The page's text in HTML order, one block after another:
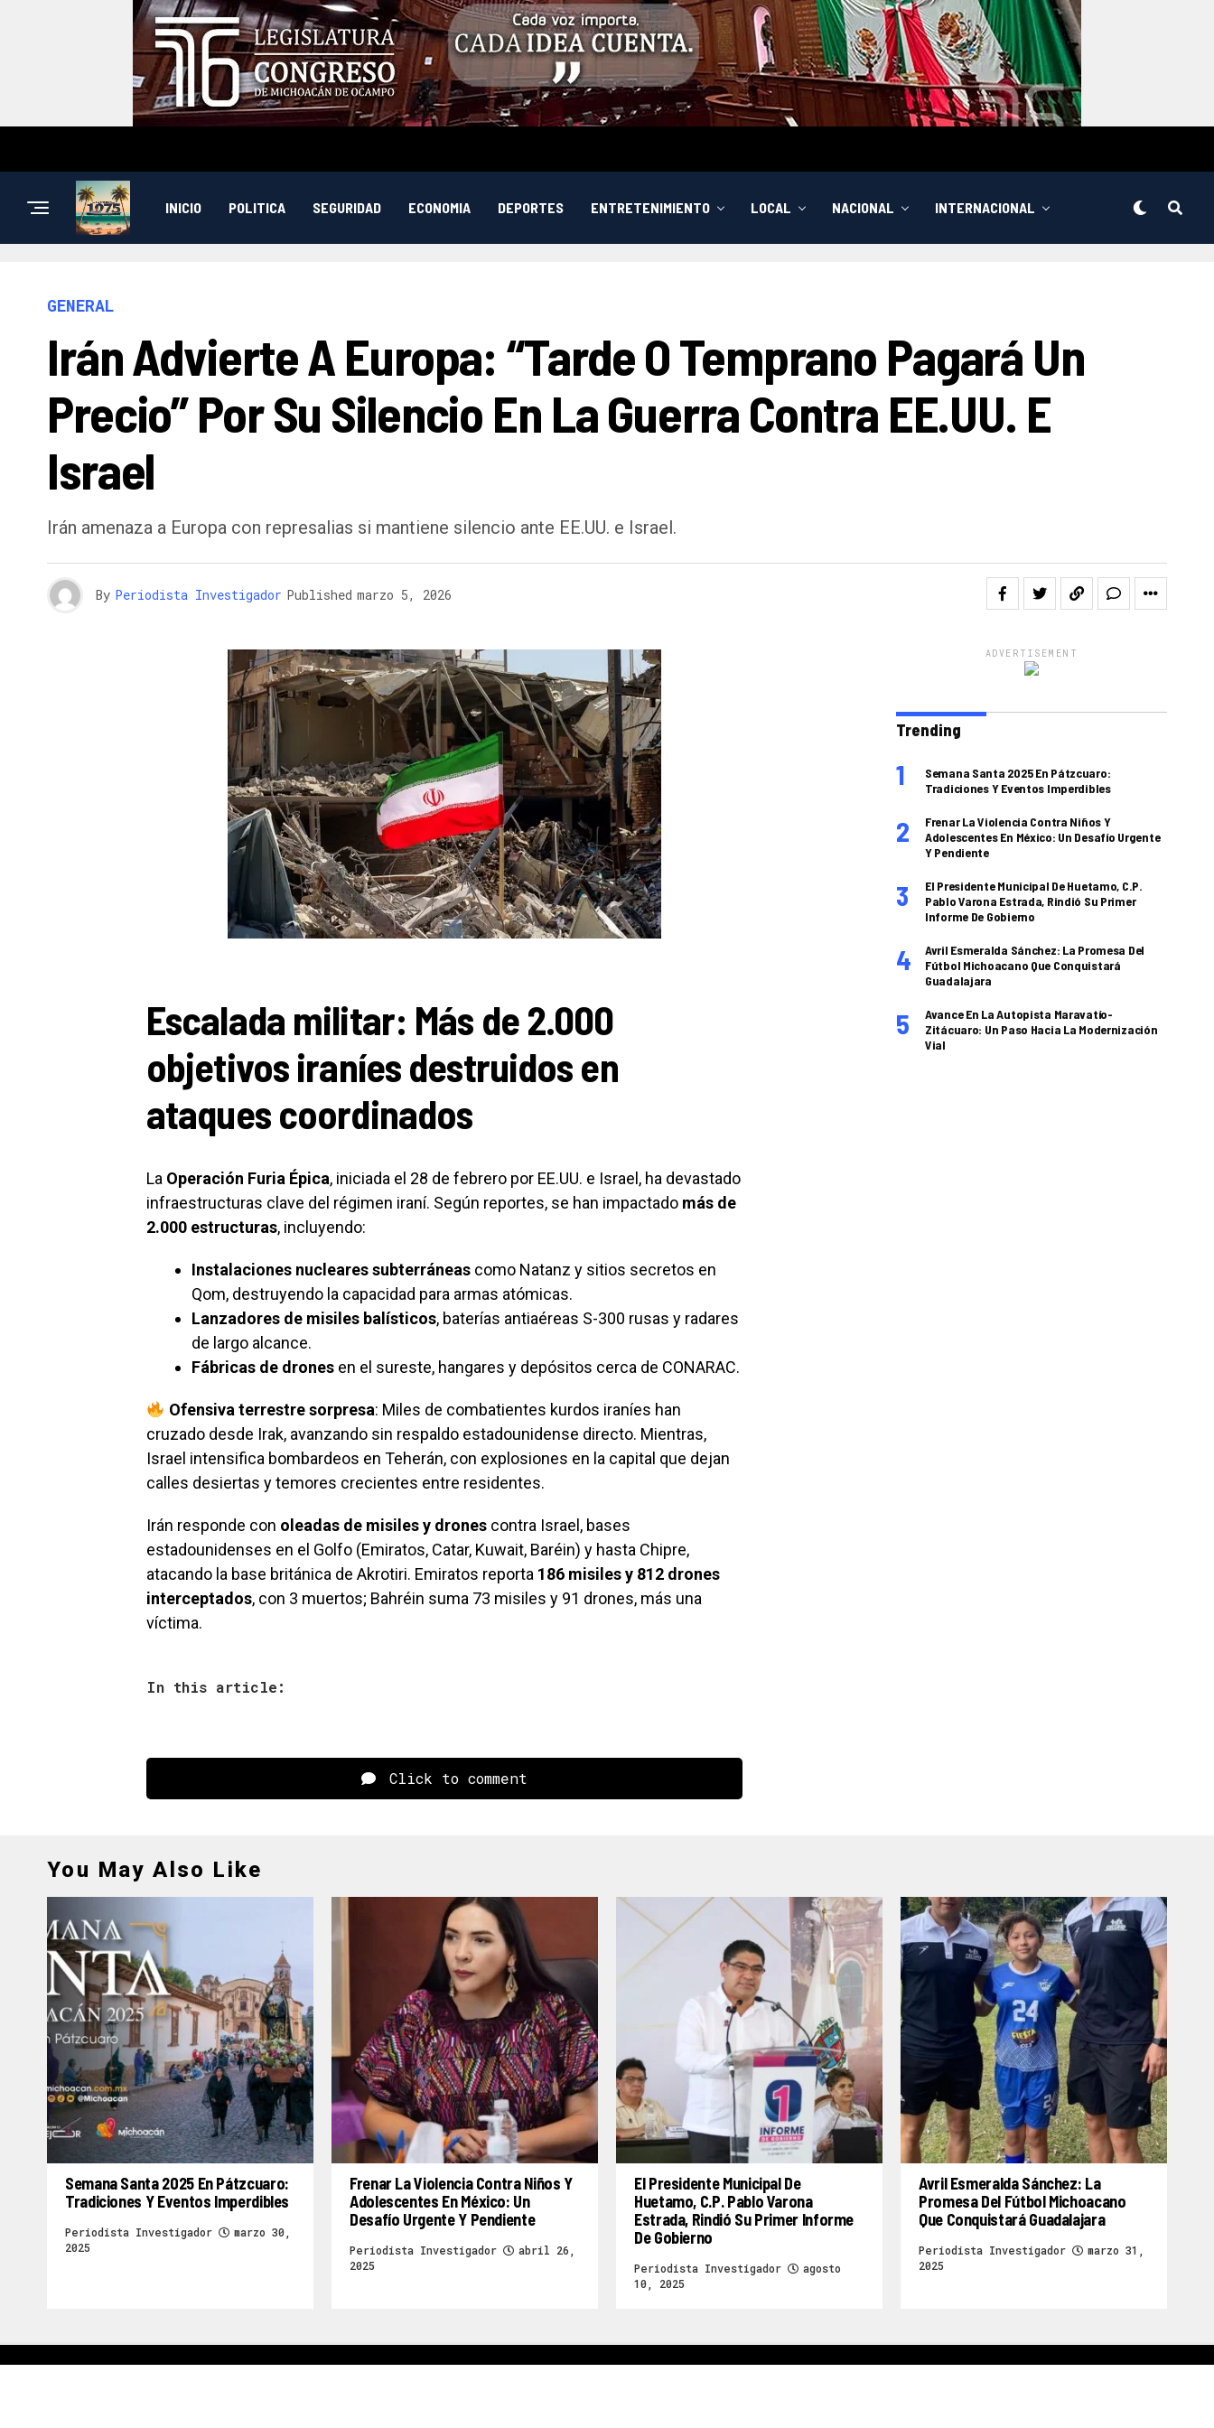
INICIO POLITICA SEGURIDAD ECONOMIA DEPORTES ENTRETENIMIENTO LOCAL NACIONAL INTERNACIONAL
GENERAL
Irán Advierte A Europa: “Tarde O Temprano Pagará Un
Precio” Por Su Silencio En La Guerra Contra EE.UU. E
Israel
Irán amenaza a Europa con represalias si mantiene silencio ante EE.UU. e Israel.
By Periodista Investigador Published marzo 5, 2026
Escalada militar: Más de 2.000
objetivos iraníes destruidos en
ataques coordinados
La Operación Furia Épica, iniciada el 28 de febrero por EE.UU. e Israel, ha devastado
infraestructuras clave del régimen iraní. Según reportes, se han impactado más de
2.000 estructuras, incluyendo:
Instalaciones nucleares subterráneas como Natanz y sitios secretos en
Qom, destruyendo la capacidad para armas atómicas.
Lanzadores de misiles balísticos, baterías antiaéreas S-300 rusas y radares
de largo alcance.
Fábricas de drones en el sureste, hangares y depósitos cerca de CONARAC.
Ofensiva terrestre sorpresa: Miles de combatientes kurdos iraníes han
cruzado desde Irak, avanzando sin respaldo estadounidense directo. Mientras,
Israel intensifica bombardeos en Teherán, con explosiones en la capital que dejan
calles desiertas y temores crecientes entre residentes.
Irán responde con oleadas de misiles y drones contra Israel, bases
estadounidenses en el Golfo (Emiratos, Catar, Kuwait, Baréin) y hasta Chipre,
atacando la base británica de Akrotiri. Emiratos reporta 186 misiles y 812 drones
interceptados, con 3 muertos; Bahréin suma 73 misiles y 91 drones, más una
víctima.
In this article:
Click to comment
ADVERTISEMENT
Trending
Semana Santa 2025 En Pátzcuaro:
Tradiciones Y Eventos Imperdibles
Frenar La Violencia Contra Niños Y
Adolescentes En México: Un Desafío Urgente
Y Pendiente
El Presidente Municipal De Huetamo, C.P.
Pablo Varona Estrada, Rindió Su Primer
Informe De Gobierno
Avril Esmeralda Sánchez: La Promesa Del
Fútbol Michoacano Que Conquistará
Guadalajara
Avance En La Autopista Maravatío-
Zitácuaro: Un Paso Hacia La Modernización
Vial
You May Also Like
Semana Santa 2025 En Pátzcuaro:
Tradiciones Y Eventos Imperdibles
Periodista Investigador
marzo 30,
2025
Frenar La Violencia Contra Niños Y
Adolescentes En México: Un
Desafío Urgente Y Pendiente
Periodista Investigador
abril 26,
2025
El Presidente Municipal De
Huetamo, C.P. Pablo Varona
Estrada, Rindió Su Primer Informe
De Gobierno
Periodista Investigador
agosto
10, 2025
Avril Esmeralda Sánchez: La
Promesa Del Fútbol Michoacano
Que Conquistará Guadalajara
Periodista Investigador
marzo 31,
2025